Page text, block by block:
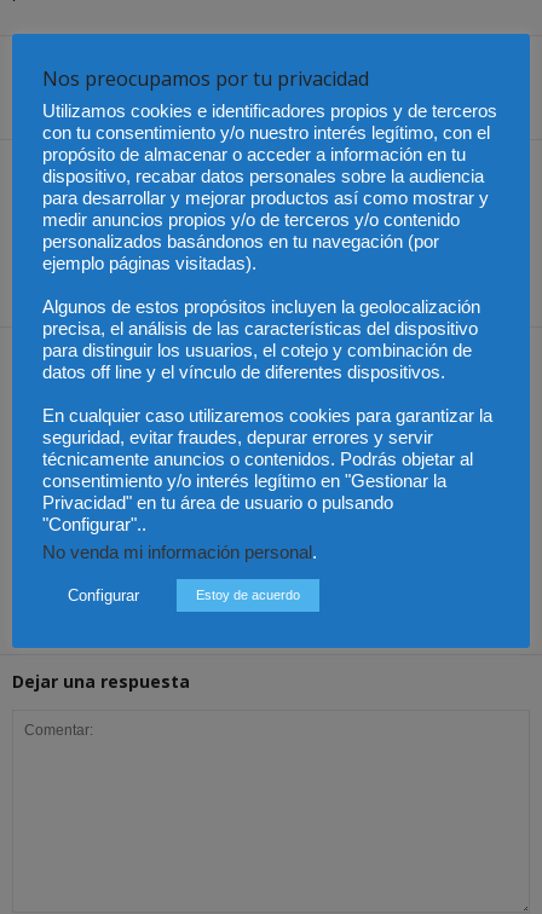
Artículo anterior
Chile – Avances de la
reforma de pensiones en
la Comisión de Trabajo
Artículo siguiente
Nuevo Reglamento de
Extranjería: ¿me beneficia
o me conviene acogerme a
Artículos relacionados Más del autor
México – Gobierno
solicita que bienes
decomisados a narcos
víctimas extranjeras en
procesos penales
Dejar una respuesta
Nos preocupamos por tu privacidad
Utilizamos cookies e identificadores propios y de terceros
con tu consentimiento y/o nuestro interés legítimo, con el
propósito de almacenar o acceder a información en tu
dispositivo, recabar datos personales sobre la audiencia
para desarrollar y mejorar productos así como mostrar y
medir anuncios propios y/o de terceros y/o contenido
personalizados basándonos en tu navegación (por
ejemplo páginas visitadas).
Algunos de estos propósitos incluyen la geolocalización
precisa, el análisis de las características del dispositivo
para distinguir los usuarios, el cotejo y combinación de
datos off line y el vínculo de diferentes dispositivos.
En cualquier caso utilizaremos cookies para garantizar la
seguridad, evitar fraudes, depurar errores y servir
técnicamente anuncios o contenidos. Podrás objetar al
consentimiento y/o interés legítimo en "Gestionar la
Privacidad" en tu área de usuario o pulsando
"Configurar"..
No venda mi información personal .
Configurar Estoy de acuerdo